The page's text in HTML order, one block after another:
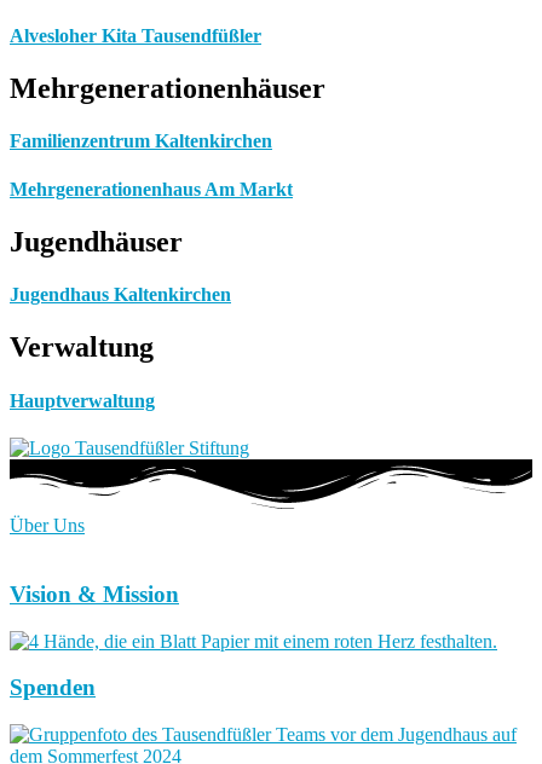
Alvesloher Kita Tausendfüßler
Mehrgenerationenhäuser
Familienzentrum Kaltenkirchen
Mehrgenerationenhaus Am Markt
Jugendhäuser
Jugendhaus Kaltenkirchen
Verwaltung
Hauptverwaltung
Über Uns
Vision & Mission
Spenden